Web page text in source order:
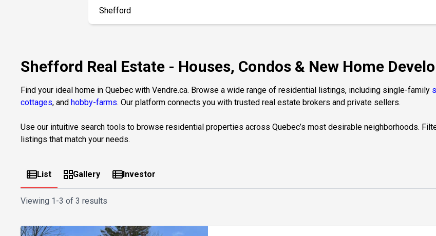
Shefford Real Estate - Houses, Condos & New Home
Find your ideal home in Quebec with Vendre.ca. Browse a wide range of residential listings, including single-family
cottages, and hobby-farms. Our platform connects you with trusted real estate brokers and private sellers.
Use our intuitive search tools to browse residential properties across Quebec’s most desirable neighborhoods.
listings that match your needs.
List Gallery Investor
Viewing 1-3 of 3 results